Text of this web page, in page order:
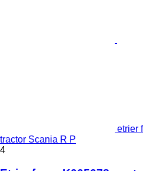
etrier
tractor Scania R P
4